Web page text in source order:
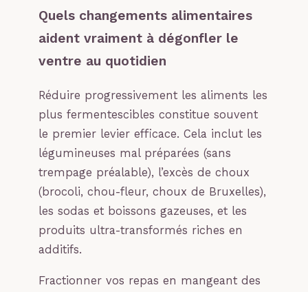
Quels changements alimentaires
aident vraiment à dégonfler le
ventre au quotidien
Réduire progressivement les aliments les
plus fermentescibles constitue souvent
le premier levier efficace. Cela inclut les
légumineuses mal préparées (sans
trempage préalable), l’excès de choux
(brocoli, chou-fleur, choux de Bruxelles),
les sodas et boissons gazeuses, et les
produits ultra-transformés riches en
additifs.
Fractionner vos repas en mangeant des